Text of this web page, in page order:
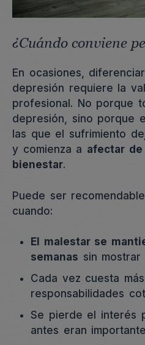
¿Cuándo conviene
En ocasiones,
depresión requiere la
profesional. No porque
depresión, sino porque
las que el sufrimiento
y comienza a afectar
bienestar.
Puede ser
cuando:
El malestar se
semanas sin mostrar
Cada vez cuesta
responsabilidades
Se pierde el interés
antes eran